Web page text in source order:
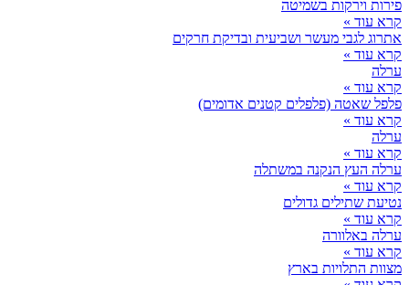
פירות וירקות בשמיטה
קרא עוד »
אתרוג לגבי מעשר ושביעית ובדיקת חרקים
קרא עוד »
ערלה
קרא עוד »
פלפל שאטה (פלפלים קטנים אדומים)
קרא עוד »
ערלה
קרא עוד »
ערלה העץ הנקנה במשתלה
קרא עוד »
נטיעת שתילים גדולים
קרא עוד »
ערלה באלוורה
קרא עוד »
מצוות התלויות בארץ